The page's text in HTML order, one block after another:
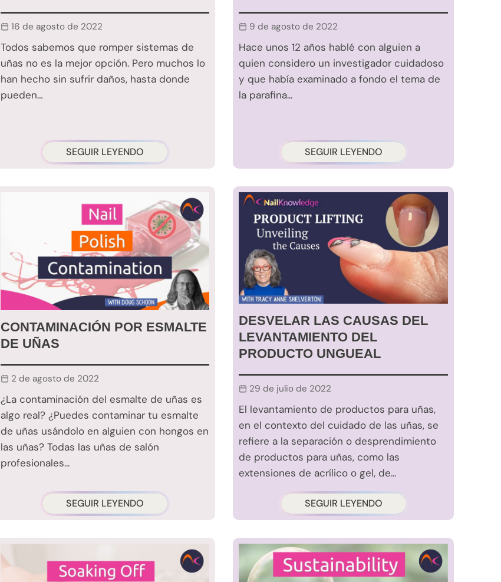
16 de agosto de 2022
Todos sabemos que romper sistemas de
uñas no es la mejor opción. Pero muchos lo
han hecho sin sufrir daños, hasta donde
pueden…
SEGUIR LEYENDO
9 de agosto de 2022
Hace unos 12 años hablé con alguien a
quien considero un investigador cuidadoso
y que había examinado a fondo el tema de
la parafina...
SEGUIR LEYENDO
CONTAMINACIÓN POR ESMALTE
DE UÑAS
2 de agosto de 2022
¿La contaminación del esmalte de uñas es
algo real? ¿Puedes contaminar tu esmalte
de uñas usándolo en alguien con hongos en
las uñas? Todas las uñas de salón
profesionales...
SEGUIR LEYENDO
DESVELAR LAS CAUSAS DEL
LEVANTAMIENTO DEL
PRODUCTO UNGUEAL
29 de julio de 2022
El levantamiento de productos para uñas,
en el contexto del cuidado de las uñas, se
refiere a la separación o desprendimiento
de productos para uñas, como las
extensiones de acrílico o gel, de...
SEGUIR LEYENDO